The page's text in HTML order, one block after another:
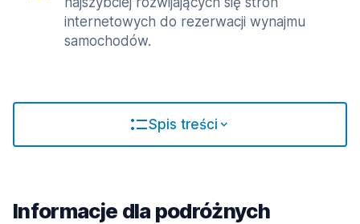
internetowych do rezerwacji wynajmu
samochodów.
Spis treści
Informacje dla podróżnych